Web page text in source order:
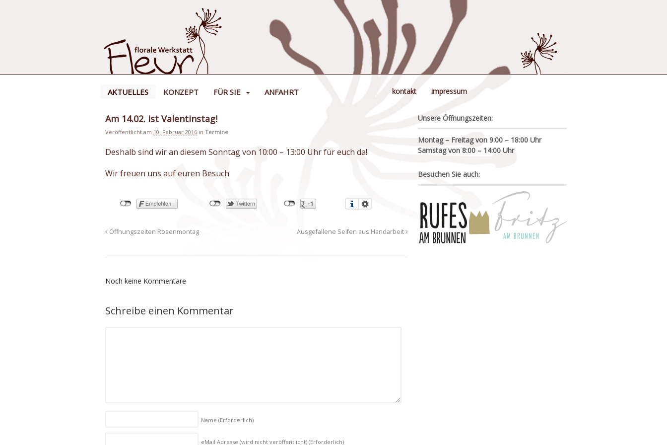
AKTUELLES KONZEPT FÜR SIE ANFAHRT kontakt impressum
Am 14.02. ist Valentinstag!
Veröffentlicht am 10. Februar 2016 in Termine
Deshalb sind wir an diesem Sonntag von 10:00 – 13:00 Uhr für euch da!
Wir freuen uns auf euren Besuch
Öffnungszeiten Rosenmontag Ausgefallene Seifen aus Handarbeit
Noch keine Kommentare
Schreibe einen Kommentar
Name (Erforderlich)
eMail Adresse (wird nicht veröffentlicht) (Erforderlich)
Unsere Öffnungszeiten:
Montag – Freitag von 9:00 – 18:00 Uhr
Samstag von 8:00 – 14:00 Uhr
Besuchen Sie auch: